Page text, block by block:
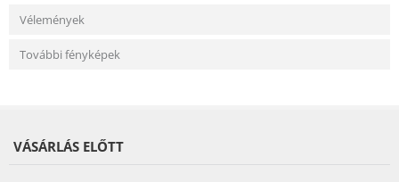
Vélemények
További fényképek
VÁSÁRLÁS ELŐTT